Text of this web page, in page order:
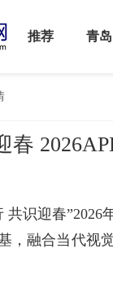
推荐 青岛
春
共识迎春”2026
，融合当代视